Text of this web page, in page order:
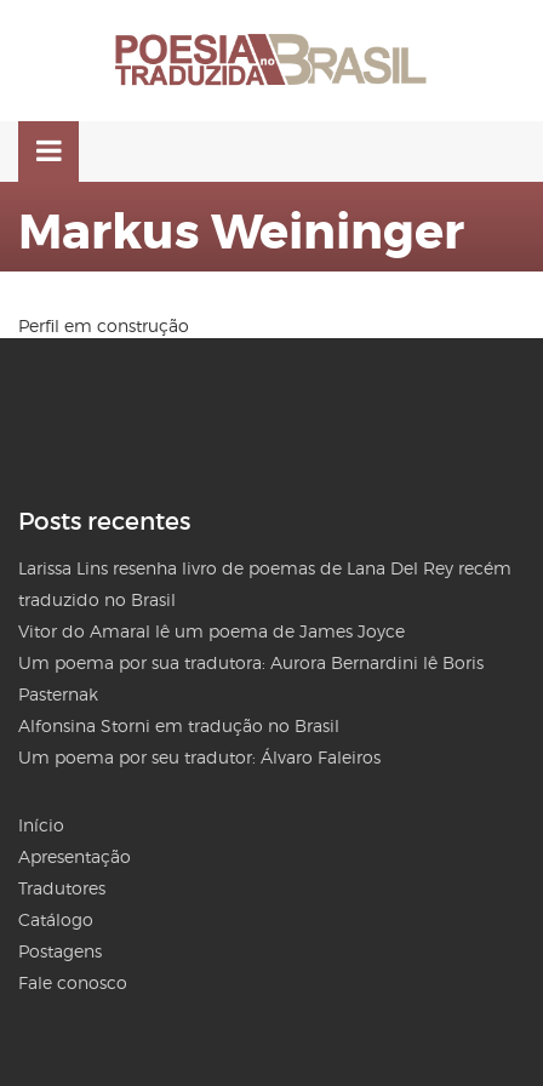
Markus Weininger
Perfil em construção
Posts recentes
Larissa Lins resenha livro de poemas de Lana Del Rey recém
traduzido no Brasil
Vitor do Amaral lê um poema de James Joyce
Um poema por sua tradutora: Aurora Bernardini lê Boris
Pasternak
Alfonsina Storni em tradução no Brasil
Um poema por seu tradutor: Álvaro Faleiros
Início
Apresentação
Tradutores
Catálogo
Postagens
Fale conosco